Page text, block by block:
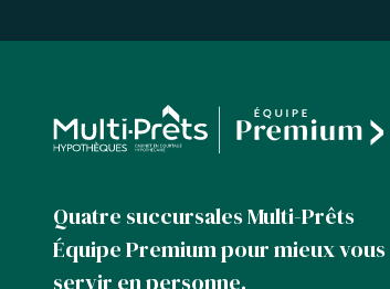
Quatre succursales Multi-Prêts
Équipe Premium pour mieux vous
servir en personne.